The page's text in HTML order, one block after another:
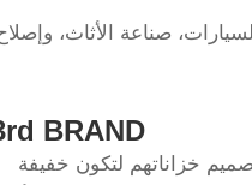
صناعة الأثاث،
BRAND
خزاناتهم لتكون خفيفة